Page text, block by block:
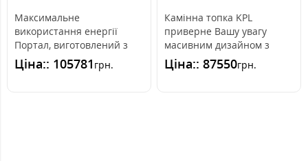
Максимальне
використання енергії
Портал, виготовлений з
високогатункової сталі, і
передня частина, с..
Ціна:: 105781 грн.
Камінна топка KPL
приверне Вашу увагу
масивним дизайном з
глибоким вогнищем та
високою ефективністю ..
Ціна:: 87550грн.